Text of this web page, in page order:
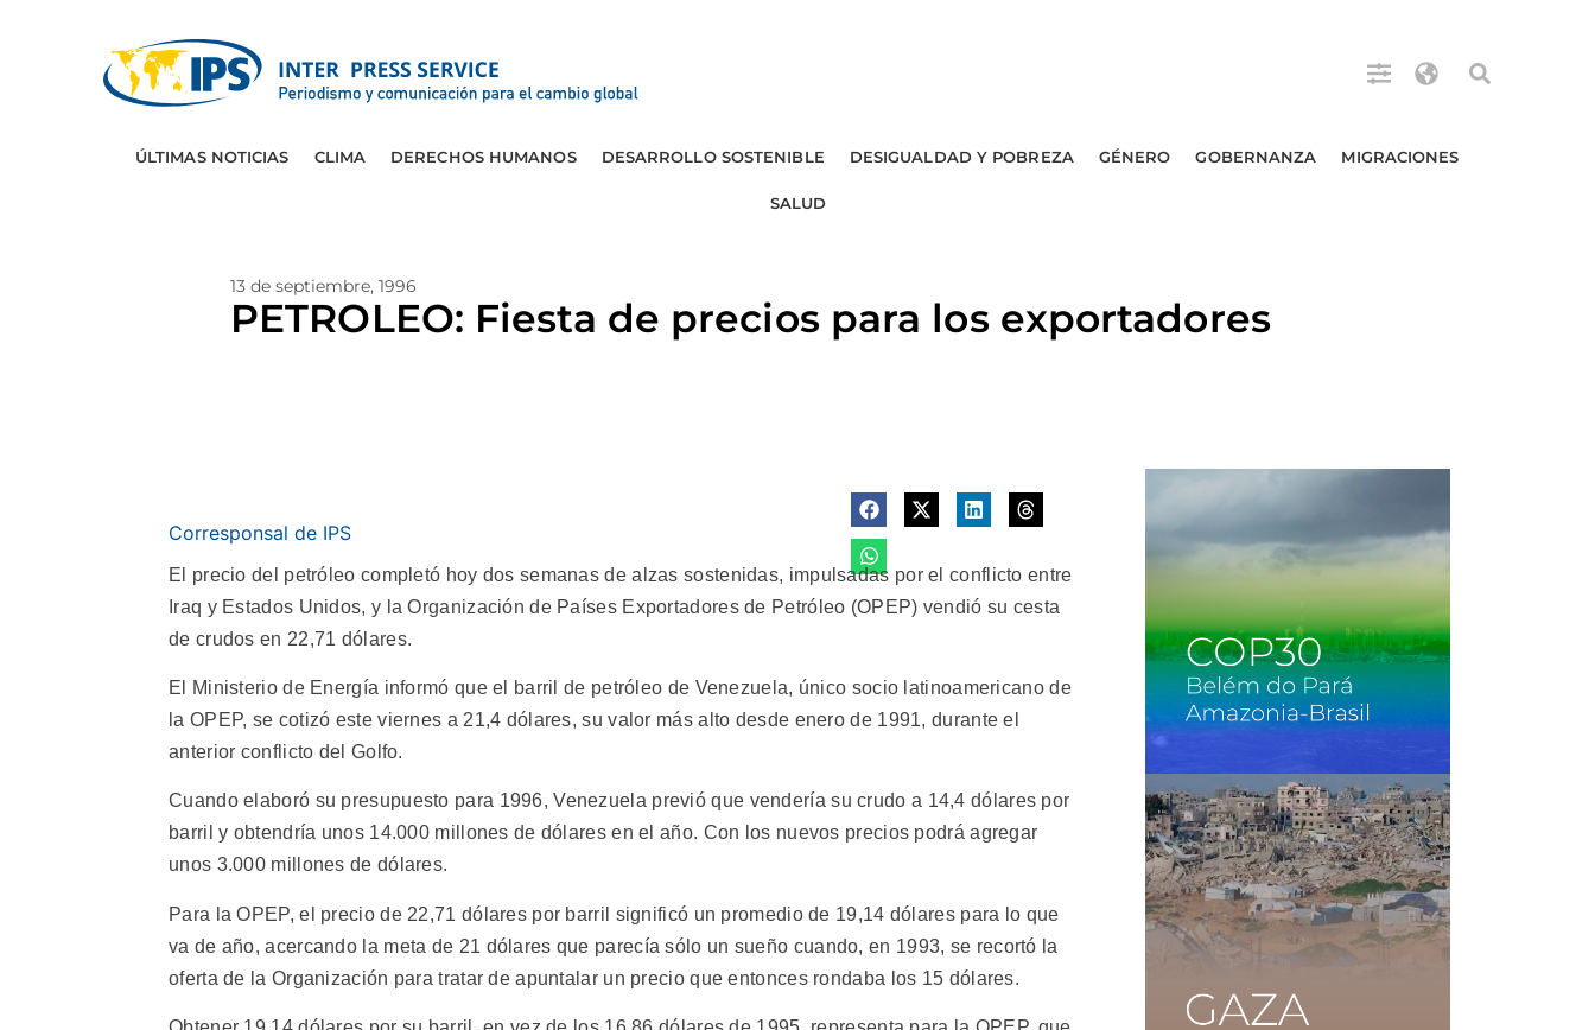
ÚLTIMAS NOTICIAS CLIMA DERECHOS HUMANOS DESARROLLO SOSTENIBLE DESIGUALDAD Y POBREZA GÉNERO GOBERNANZA MIGRACIONES
SALUD
13 de septiembre, 1996
PETROLEO: Fiesta de precios para los exportadores
Corresponsal de IPS
El precio del petróleo completó hoy dos semanas de alzas sostenidas, impulsadas por el conflicto entre
Iraq y Estados Unidos, y la Organización de Países Exportadores de Petróleo (OPEP) vendió su cesta
de crudos en 22,71 dólares.
El Ministerio de Energía informó que el barril de petróleo de Venezuela, único socio latinoamericano de
la OPEP, se cotizó este viernes a 21,4 dólares, su valor más alto desde enero de 1991, durante el
anterior conflicto del Golfo.
Cuando elaboró su presupuesto para 1996, Venezuela previó que vendería su crudo a 14,4 dólares por
barril y obtendría unos 14.000 millones de dólares en el año. Con los nuevos precios podrá agregar
unos 3.000 millones de dólares.
Para la OPEP, el precio de 22,71 dólares por barril significó un promedio de 19,14 dólares para lo que
va de año, acercando la meta de 21 dólares que parecía sólo un sueño cuando, en 1993, se recortó la
oferta de la Organización para tratar de apuntalar un precio que entonces rondaba los 15 dólares.